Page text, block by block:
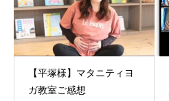
【平塚様】マタニティヨ
ガ教室ご感想